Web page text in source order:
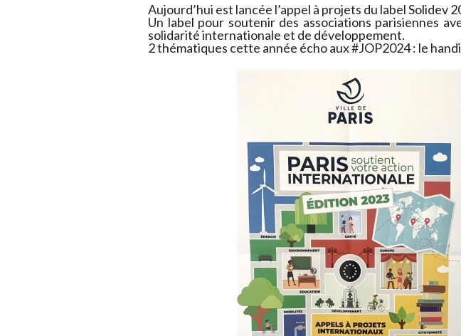
Aujourd’hui est lancée l’appel à projets du label Solidev
Un label pour soutenir des associations parisiennes
solidarité internationale et de développement.
2 thématiques cette année écho aux #JOP2024 : le